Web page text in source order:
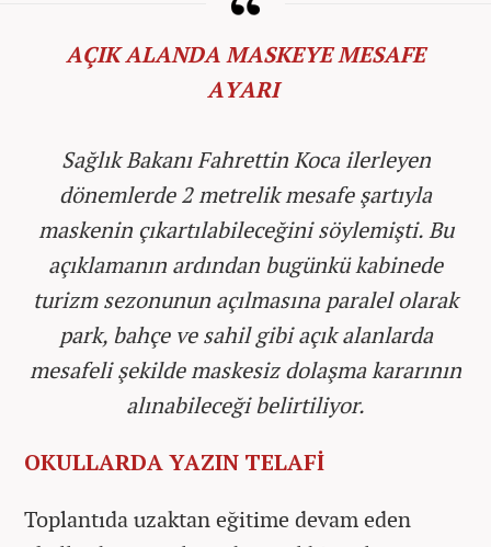
AÇIK ALANDA MASKEYE MESAFE
AYARI
Sağlık Bakanı Fahrettin Koca ilerleyen
dönemlerde 2 metrelik mesafe şartıyla
maskenin çıkartılabileceğini söylemişti. Bu
açıklamanın ardından bugünkü kabinede
turizm sezonunun açılmasına paralel olarak
park, bahçe ve sahil gibi açık alanlarda
mesafeli şekilde maskesiz dolaşma kararının
alınabileceği belirtiliyor.
OKULLARDA YAZIN TELAFİ
Toplantıda uzaktan eğitime devam eden